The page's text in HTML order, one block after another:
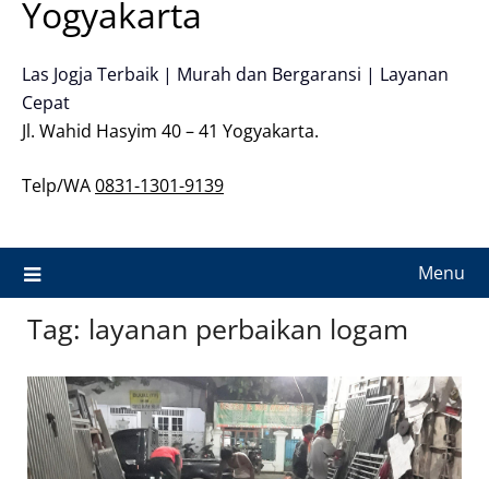
Yogyakarta
Las Jogja Terbaik | Murah dan Bergaransi | Layanan
Cepat
Jl. Wahid Hasyim 40 – 41 Yogyakarta.
Telp/WA0831-1301-9139
Menu
Tag: layanan perbaikan logam